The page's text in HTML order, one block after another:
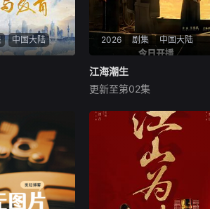
中国大陆
中国鹿鸣村和
通过视频向米
了。鹿鸣村开
麦香是叛徒。
检查出不孕症，
旅途。米良火速
苦说不出。米良
2026 剧集 中国大陆
江海潮生
何冰 杨立新
本剧讲述了状元实业家张謇创
办大生企业，实业报国的故
事。甲午战争后，国家蒙羞，
张謇虽高中状元，却渴望寻求
强国之路。他毅然弃政从商，
殚精竭虑，创办了中国第一家
民营纺织企业大生纱厂。经历
江海潮生
更新至第02集